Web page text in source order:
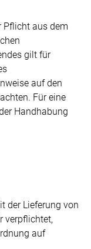
Pflicht aus dem
gilt für
auf den
Für eine
Handhabung
der Lieferung von
verpflichtet,
auf